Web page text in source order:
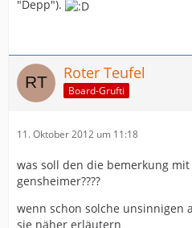
"Depp").
Roter Teufel
Board-Grufti
11. Oktober 2012 um 11:18
was soll den die bemerkung
gensheimer????
wenn schon solche unsinnigen
sie näher erläutern